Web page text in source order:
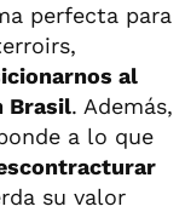
perfecta para
al
Brasil. Además,
a lo que
su valor